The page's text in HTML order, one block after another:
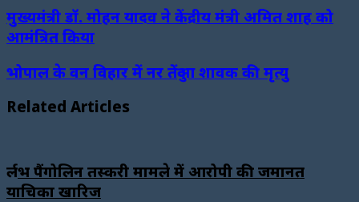
मुख्यमंत्री डॉ. मोहन यादव ने केंद्रीय मंत्री अमित शाह को
आमंत्रित किया
भोपाल के वन विहार में नर तेंदुआ शावक की मृत्यु
Related Articles
दुर्लभ पैंगोलिन तस्करी मामले में आरोपी की जमानत
याचिका खारिज